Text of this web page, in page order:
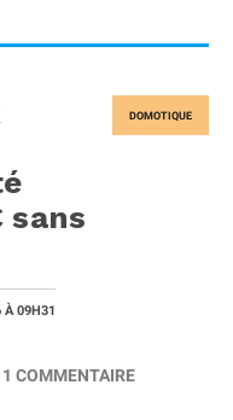
DOMOTIQUE
sans
À 09H31
1 COMMENTAIRE